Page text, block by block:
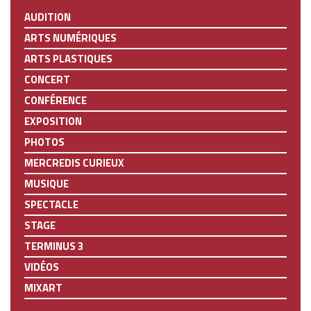
AUDITION
ARTS NUMÉRIQUES
ARTS PLASTIQUES
CONCERT
CONFÉRENCE
EXPOSITION
PHOTOS
MERCREDIS CURIEUX
MUSIQUE
SPECTACLE
STAGE
TERMINUS 3
VIDÉOS
MIXART